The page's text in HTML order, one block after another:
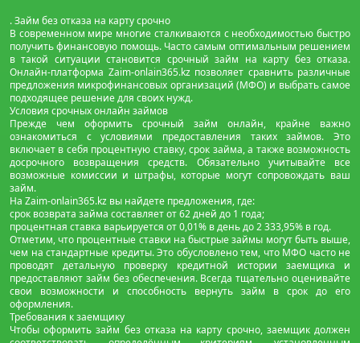
. Займ без отказа на карту срочно
В современном мире многие сталкиваются с необходимостью быстро
получить финансовую помощь. Часто самым оптимальным решением
в такой ситуации становится срочный займ на карту без отказа.
Онлайн-платформа Zaim-onlain365.kz позволяет сравнить различные
предложения микрофинансовых организаций (МФО) и выбрать самое
подходящее решение для своих нужд.
Условия срочных онлайн займов
Прежде чем оформить срочный займ онлайн, крайне важно
ознакомиться с условиями предоставления таких займов. Это
включает в себя процентную ставку, срок займа, а также возможность
досрочного возвращения средств. Обязательно учитывайте все
возможные комиссии и штрафы, которые могут сопровождать ваш
займ.
На Zaim-onlain365.kz вы найдете предложения, где:
срок возврата займа составляет от 62 дней до 1 года;
процентная ставка варьируется от 0,01% в день до 2 333,95% в год.
Отметим, что процентные ставки на быстрые займы могут быть выше,
чем на стандартные кредиты. Это обусловлено тем, что МФО часто не
проводят детальную проверку кредитной истории заемщика и
предоставляют займ без обеспечения. Всегда тщательно оценивайте
свои возможности и способность вернуть займ в срок до его
оформления.
Требования к заемщику
Чтобы оформить займ без отказа на карту срочно, заемщик должен